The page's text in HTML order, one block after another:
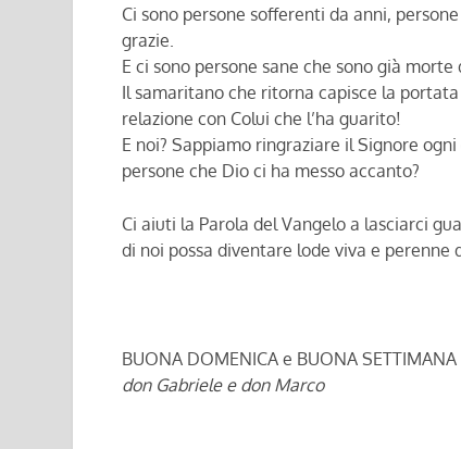
Ci sono persone sofferenti da anni,
grazie.
E ci sono persone sane che sono già morte
Il samaritano che ritorna capisce la
relazione con Colui che l’ha guarito!
E noi? Sappiamo ringraziare il Signore
persone che Dio ci ha messo accanto?
Ci aiuti la Parola del Vangelo a lasciarci
di noi possa diventare lode viva e perenne
BUONA DOMENICA e BUONA SETTIMANA
don Gabriele e don Marco